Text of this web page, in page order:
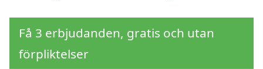
Få 3 erbjudanden, gratis och utan
förpliktelser